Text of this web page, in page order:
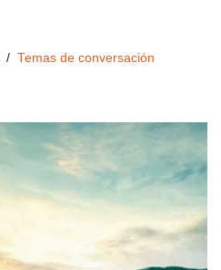
Temas de conversación